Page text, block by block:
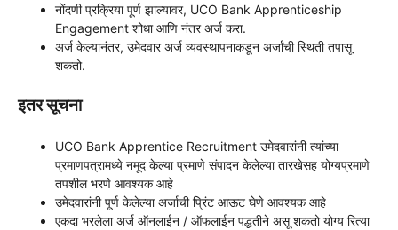
नोंदणी प्रक्रिया पूर्ण झाल्यावर, UCO Bank Apprenticeship
Engagement शोधा आणि नंतर अर्ज करा.
अर्ज केल्यानंतर, उमेदवार अर्ज व्यवस्थापनाकडून अर्जांची स्थिती तपासू
शकतो.
इतर सूचना
UCO Bank Apprentice Recruitment उमेदवारांनी त्यांच्या
प्रमाणपत्रामध्ये नमूद केल्या प्रमाणे संपादन केलेल्या तारखेसह योग्यप्रमाणे
तपशील भरणे आवश्यक आहे
उमेदवारांनी पूर्ण केलेल्या अर्जाची प्रिंट आऊट घेणे आवश्यक आहे
एकदा भरलेला अर्ज ऑनलाईन / ऑफलाईन पद्धतीने असू शकतो योग्य रित्या